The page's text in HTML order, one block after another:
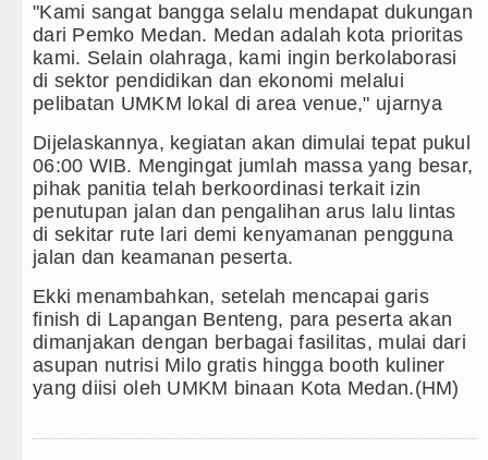
"Kami sangat bangga selalu mendapat dukungan
dari Pemko Medan. Medan adalah kota prioritas
kami. Selain olahraga, kami ingin berkolaborasi
di sektor pendidikan dan ekonomi melalui
pelibatan UMKM lokal di area venue," ujarnya
Dijelaskannya, kegiatan akan dimulai tepat pukul
06:00 WIB. Mengingat jumlah massa yang besar,
pihak panitia telah berkoordinasi terkait izin
penutupan jalan dan pengalihan arus lalu lintas
di sekitar rute lari demi kenyamanan pengguna
jalan dan keamanan peserta.
Ekki menambahkan, setelah mencapai garis
finish di Lapangan Benteng, para peserta akan
dimanjakan dengan berbagai fasilitas, mulai dari
asupan nutrisi Milo gratis hingga booth kuliner
yang diisi oleh UMKM binaan Kota Medan.(HM)